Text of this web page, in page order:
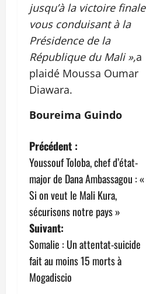
jusqu’à la victoire finale
vous conduisant à la
Présidence de la
République du Mali »,a
plaidé Moussa Oumar
Diawara.
Boureima Guindo
N
a
v
i
g
a
Précédent :
Youssouf Toloba, chef d’état-
major de Dana Ambassagou : «
Si on veut le Mali Kura,
sécurisons notre pays »
Suivant:
Somalie : Un attentat-suicide
fait au moins 15 morts à
Mogadiscio